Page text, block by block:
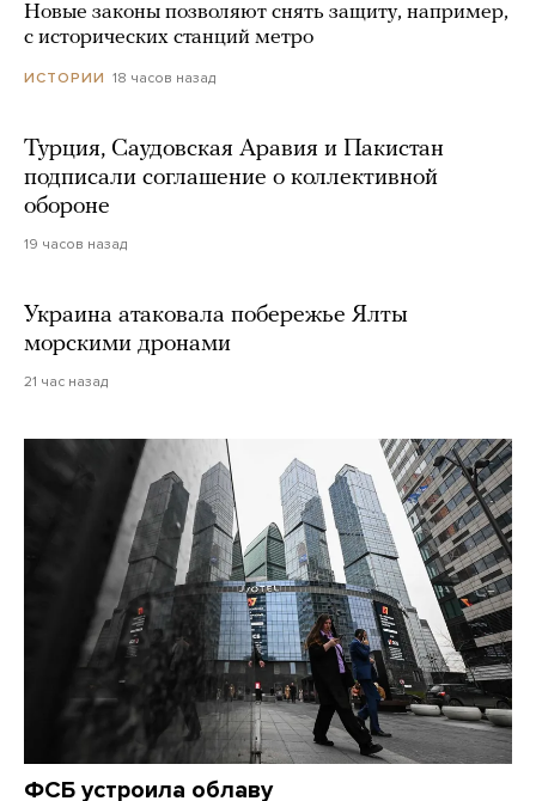
Новые законы позволяют снять защиту, например,
с исторических станций метро
ИСТОРИИ 18 часов назад
Турция, Саудовская Аравия и Пакистан
подписали соглашение о коллективной
обороне
19 часов назад
Украина атаковала побережье Ялты
морскими дронами
21 час назад
ФСБ устроила облаву